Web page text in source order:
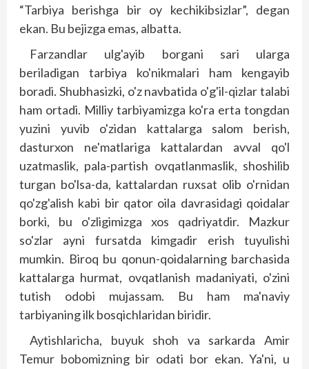
“Tarbiya berishga bir oy kechikibsizlar”, degan
ekan. Bu bejizga emas, albatta.
Farzandlar ulg'ayib borgani sari ularga
beriladigan tarbiya ko'nikmalari ham kengayib
boradi. Shubhasizki, o'z navbatida o'g'il-qizlar talabi
ham ortadi. Milliy tarbiyamizga ko'ra erta tongdan
yuzini yuvib o'zidan kattalarga salom berish,
dasturxon ne'matlariga kattalardan avval qo'l
uzatmaslik, pala-partish ovqatlanmaslik, shoshilib
turgan bo'lsa-da, kattalardan ruxsat olib o'rnidan
qo'zg'alish kabi bir qator oila davrasidagi qoidalar
borki, bu o'zligimizga xos qadriyatdir. Mazkur
so'zlar ayni fursatda kimgadir erish tuyulishi
mumkin. Biroq bu qonun-qoidalarning barchasida
kattalarga hurmat, ovqatlanish madaniyati, o'zini
tutish odobi mujassam. Bu ham ma'naviy
tarbiyaning ilk bosqichlaridan biridir.
Aytishlaricha, buyuk shoh va sarkarda Amir
Temur bobomizning bir odati bor ekan. Ya'ni, u